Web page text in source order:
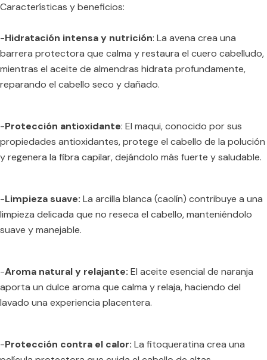
Características y beneficios:
-Hidratación intensa y nutrición: La avena crea una
barrera protectora que calma y restaura el cuero cabelludo,
mientras el aceite de almendras hidrata profundamente,
reparando el cabello seco y dañado.
-Protección antioxidante: El maqui, conocido por sus
propiedades antioxidantes, protege el cabello de la polución
y regenera la fibra capilar, dejándolo más fuerte y saludable.
-Limpieza suave: La arcilla blanca (caolín) contribuye a una
limpieza delicada que no reseca el cabello, manteniéndolo
suave y manejable.
-Aroma natural y relajante: El aceite esencial de naranja
aporta un dulce aroma que calma y relaja, haciendo del
lavado una experiencia placentera.
-Protección contra el calor: La fitoqueratina crea una